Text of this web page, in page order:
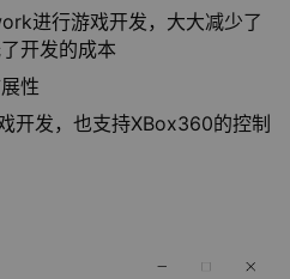
进行游戏开发，大大减少了
开发的成本
性
开发，也支持XBox360的控制